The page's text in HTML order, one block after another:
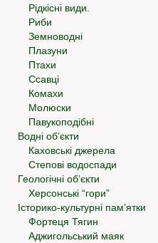
Рідкісні види.
Риби
Земноводні
Плазуни
Птахи
Ссавці
Комахи
Молюски
Павукоподібні
Водні об’єкти
Каховські джерела
Степові водоспади
Геологічні об’єкти
Херсонські “гори”
Історико-культурні пам’ятки
Фортеця Тягин
Аджигольський маяк